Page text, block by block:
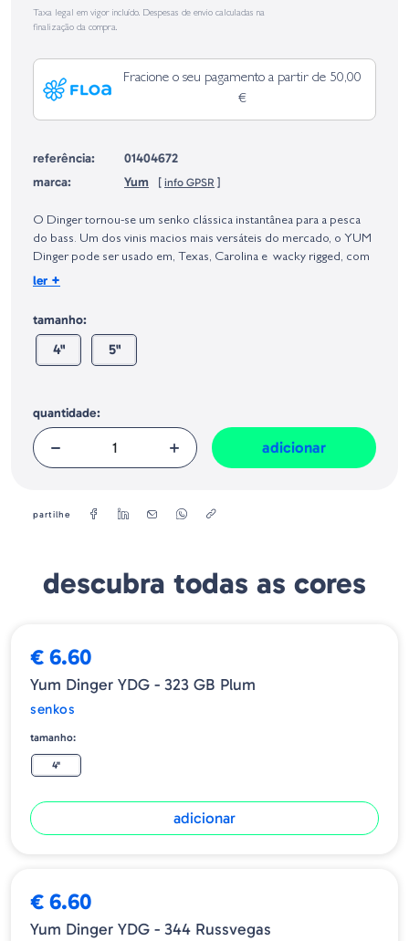
Taxa legal em vigor incluído. Despesas de envio calculadas na
finalização da compra.
Fracione o seu pagamento a partir de 50,00
€
referência:
01404672
marca:
Yum [ info GPSR ]
Europeia, dos produtos da marca, conforme requerido no Regulamento
Geral sobre a Segurança dos Produtos (GPSR):
O Dinger tornou-se um senko clássica instantânea para a pesca
do bass. Um dos vinis macios mais versáteis do mercado, o YUM
Dinger pode ser usado em, Texas, Carolina e wacky rigged, com
peso ou sem peso, e apanha bass quando outras amostras falham.
que mesmo os peixes altamente pressionados não conseguem
oferece melhores conexões e são mais resistentes do que
amostras semelhantes - para que você obtenha mais peixes por
ler +
tamanho:
4" 5"
quantidade:
adicionar
partilhe
descubra todas as cores
€ 6.60
Yum Dinger YDG - 323 GB Plum
senkos
tamanho:
4"
adicionar
€ 6.60
Yum Dinger YDG - 344 Russvegas